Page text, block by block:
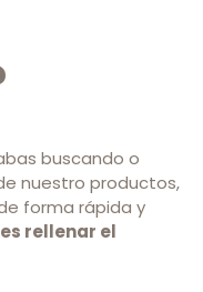
buscando o
nuestro productos,
forma rápida y
rellenar el